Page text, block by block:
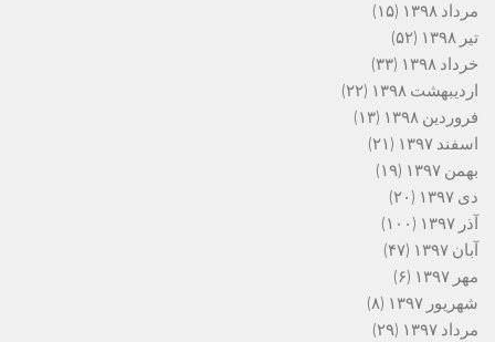
مرداد ۱۳۹۸
(۱۵)
تیر ۱۳۹۸
(۵۲)
خرداد ۱۳۹۸
(۳۳)
اردیبهشت ۱۳۹۸
(۲۲)
فروردین ۱۳۹۸
(۱۳)
اسفند ۱۳۹۷
(۲۱)
بهمن ۱۳۹۷
(۱۹)
دی ۱۳۹۷
(۲۰)
آذر ۱۳۹۷
(۱۰۰)
آبان ۱۳۹۷
(۴۷)
مهر ۱۳۹۷
(۶)
شهریور ۱۳۹۷
(۸)
مرداد ۱۳۹۷
(۲۹)